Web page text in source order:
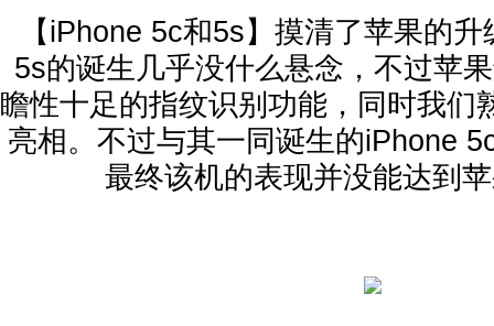
【iPhone 5c和5s】摸清了苹果的
5s的诞生几乎没什么悬念，不过苹
瞻性十足的指纹识别功能，同时我们
亮相。不过与其一同诞生的iPhone
最终该机的表现并没能达到